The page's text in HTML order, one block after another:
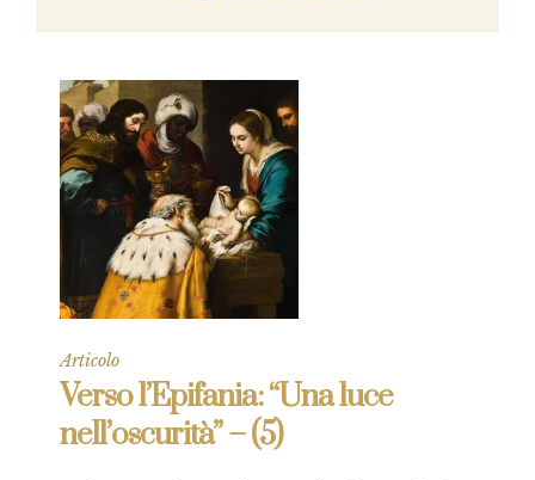
Articolo
Verso l’Epifania: “Una luce
nell’oscurità” – (5)